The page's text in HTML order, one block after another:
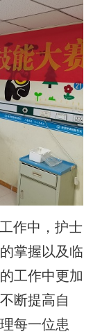
作中，护士
掌握以及临
工作中更加
断提高自
每一位患